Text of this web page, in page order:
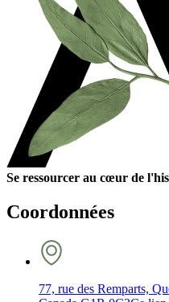
Se ressourcer au cœur de
Coordonnées
77, rue des Remparts,